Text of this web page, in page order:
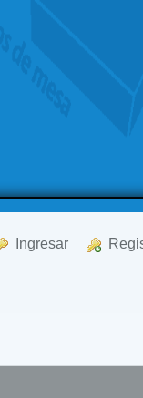
Ingresar